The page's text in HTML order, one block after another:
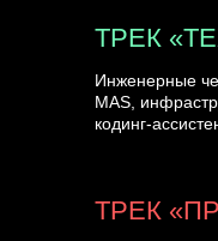
ТРЕК
Инженерные
MAS,
кодинг-
ТРЕК